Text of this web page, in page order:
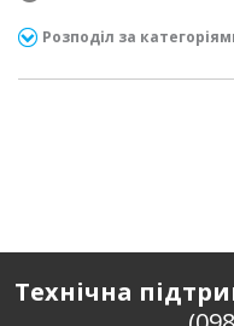
Розподіл за
Технічна